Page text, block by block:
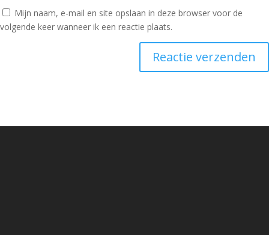
Mijn naam, e-mail en site opslaan in deze browser voor de
volgende keer wanneer ik een reactie plaats.